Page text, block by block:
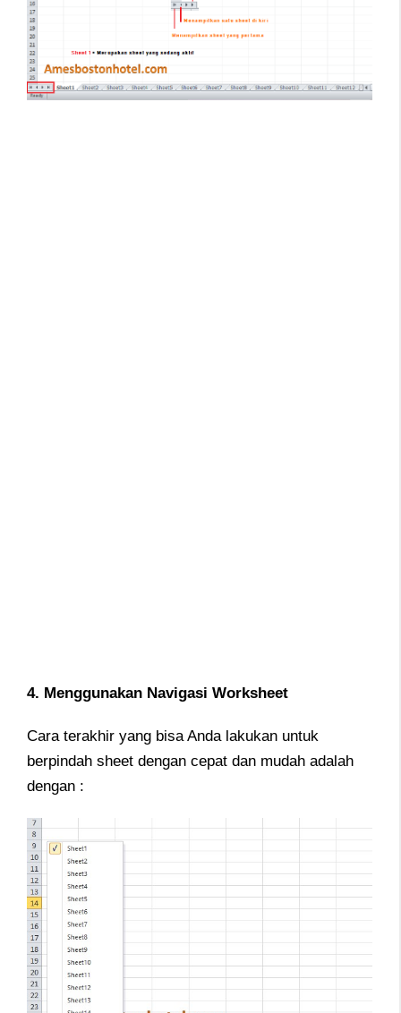
4. Menggunakan Navigasi Worksheet
Cara terakhir yang bisa Anda lakukan untuk
berpindah sheet dengan cepat dan mudah adalah
dengan :